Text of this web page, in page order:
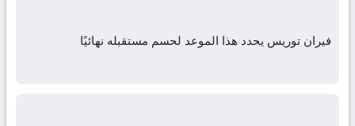
فيران توريس يحدد هذا الموعد لحسم مستقبله نهائيًا